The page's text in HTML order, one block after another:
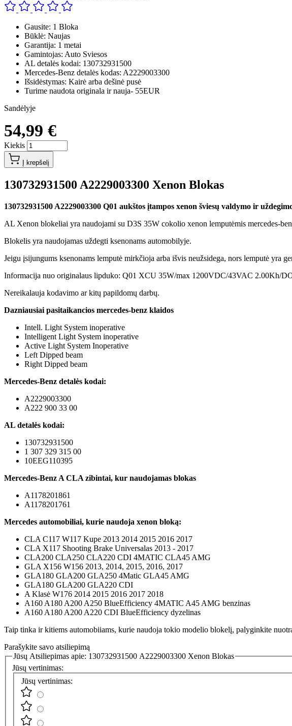
Gausite: 1 Bloka
Būklė: Naujas
Garantija: 1 metai
Gamintojas: Auto Sviesos
AL detalės kodai: 130732931500
Mercedes-Benz detalės kodas: A2229003300
Išsidėstymas: Kairė arba dešinė pusė
Turime naudota originala ir nauja- 55EUR
Sandėlyje
54,99 €
Kiekis
Į krepšelį
130732931500 A2229003300 Xenon Blokas
130732931500 A2229003300 Q01 aukštos įtampos xenon šviesų valdymo ir
AL Xenon blokeliai yra naudojami su D3S 35W cokolio xenon lemputėmis mercedes-
Blokelis yra naudojamas uždegti ksenonams automobilyje.
Jeigu įsijungums ksenonams lemputė mirkčioja arba išvis neužsidega, nors lemputė yra
Informacija nuo originalaus lipduko: Q01 XCU 35W/max 1200VDC/43VAC 2.00Kh/
Nereikalauja kodavimo ar kitų papildomų darbų.
Dazniausiai pasitaikancios mercedes-benz klaidos
Intell. Light System inoperative
Intelligent Light System inoperative
Active Light System Inoperative
Left Dipped beam
Right Dipped beam
Mercedes-Benz detalės kodai:
A2229003300
A222 900 33 00
AL detalės kodai:
130732931500
1 307 329 315 00
10EEG110395
Mercedes-Benz A CLA zibintai, kur naudojamas blokas
A1178201861
A1178201761
Mercedes automobiliai, kurie naudoja xenon bloką:
CLA C117 W117 Kupe 2013 2014 2015 2016 2017
CLA X117 Shooting Brake Universalas 2013 - 2017
CLA200 CLA250 CLA220 CDI 4MATIC CLA45 AMG
GLA X156 W156 2013, 2014, 2015, 2016, 2017
GLA180 GLA200 GLA250 4Matic GLA45 AMG
GLA180 GLA200 GLA220 CDI
A Klasė W176 2014 2015 2016 2017 2018
A160 A180 A200 A250 BlueEfficiency 4MATIC A45 AMG benzinas
A160 A180 A200 A220 CDI BlueEfficiency dyzelinas
Taip tinka ir kitiems automobiiams, kurie naudoja tokio modelio blokelį, palyginkite
Parašykite savo atsiliepimą
Jūsų Atsiliepimas apie: 130732931500 A2229003300 Xenon Blokas
Jūsų vertinimas:
Jūsų vertinimas: